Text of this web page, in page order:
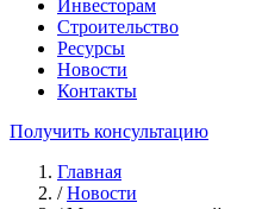
Инвесторам
Строительство
Ресурсы
Новости
Контакты
Получить консультацию
Главная
/ Новости